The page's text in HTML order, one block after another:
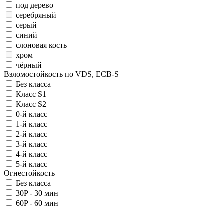
под дерево
серебряный
серый
синий
слоновая кость
хром
чёрный
Взломостойкость по VDS, ECB-S
Без класса
Класс S1
Класс S2
0-й класс
1-й класс
2-й класс
3-й класс
4-й класс
5-й класс
Огнестойкость
Без класса
30P - 30 мин
60P - 60 мин